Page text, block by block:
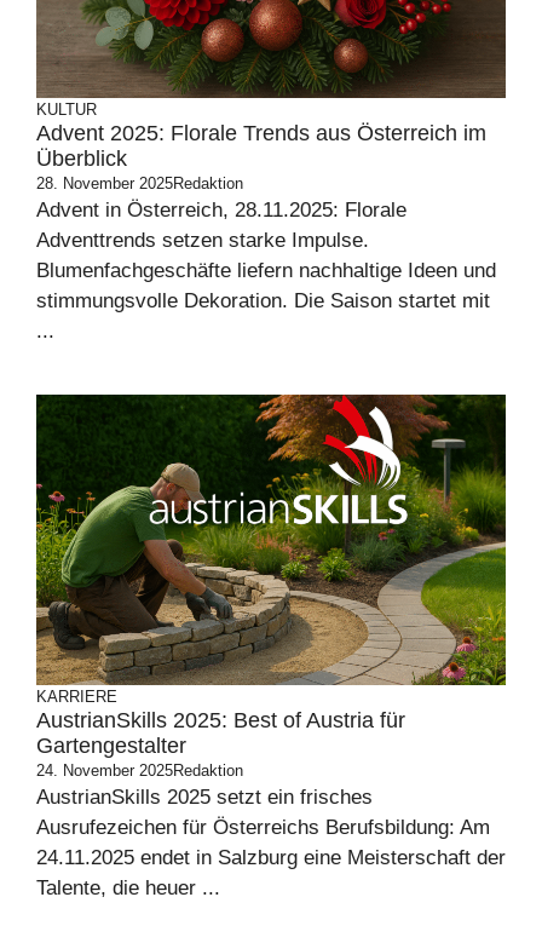
KULTUR
Advent 2025: Florale Trends aus Österreich im
Überblick
28. November 2025Redaktion
Advent in Österreich, 28.11.2025: Florale
Adventtrends setzen starke Impulse.
Blumenfachgeschäfte liefern nachhaltige Ideen und
stimmungsvolle Dekoration. Die Saison startet mit
...
KARRIERE
AustrianSkills 2025: Best of Austria für
Gartengestalter
24. November 2025Redaktion
AustrianSkills 2025 setzt ein frisches
Ausrufezeichen für Österreichs Berufsbildung: Am
24.11.2025 endet in Salzburg eine Meisterschaft der
Talente, die heuer ...